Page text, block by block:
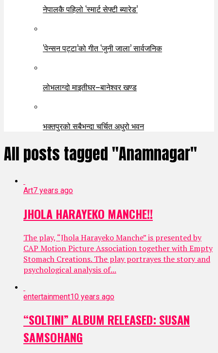
नेपालकै पहिलो ‘स्मार्ट सेफ्टी ब्यारेड’
‘पेन्सन पट्टा’को गीत ‘जुनी जाला’ सार्वजनिक
लोभलाग्दो माइतीघर–बानेश्वर खण्ड
भक्तपुरको सबैभन्दा चर्चित अधुरो भवन
All posts tagged "Anamnagar"
Art7 years ago
JHOLA HARAYEKO MANCHE!!
The play, “Jhola Harayeko Manche” is presented by
CAP Motion Picture Association together with Empty
Stomach Creations. The play portrayes the story and
psychological analysis of...
entertainment10 years ago
“SOLTINI” ALBUM RELEASED: SUSAN
SAMSOHANG